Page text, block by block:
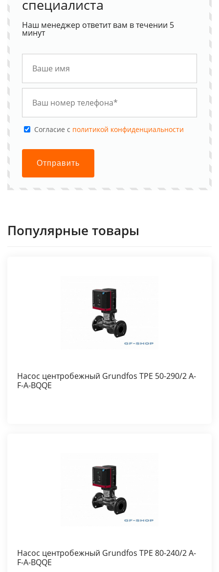
специалиста
Наш менеджер ответит вам в течении 5
минут
Cогласие с политикой конфиденциальности
Отправить
Популярные товары
Насос центробежный Grundfos TPE 50-290/2 A-
F-A-BQQE
Насос центробежный Grundfos TPE 80-240/2 A-
F-A-BQQE